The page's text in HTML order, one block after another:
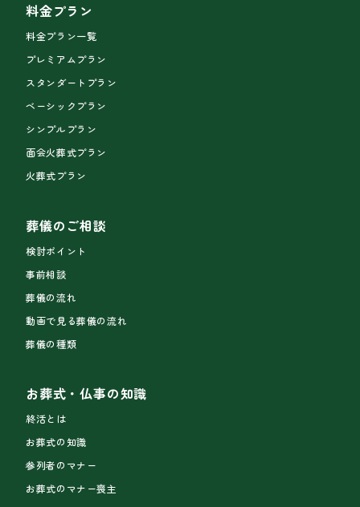
料金プラン
料金プラン一覧
プレミアムプラン
スタンダートプラン
ベーシックプラン
シンプルプラン
面会火葬式プラン
火葬式プラン
葬儀のご相談
検討ポイント
事前相談
葬儀の流れ
動画で見る葬儀の流れ
葬儀の種類
お葬式・仏事の知識
終活とは
お葬式の知識
参列者のマナー
お葬式のマナー喪主